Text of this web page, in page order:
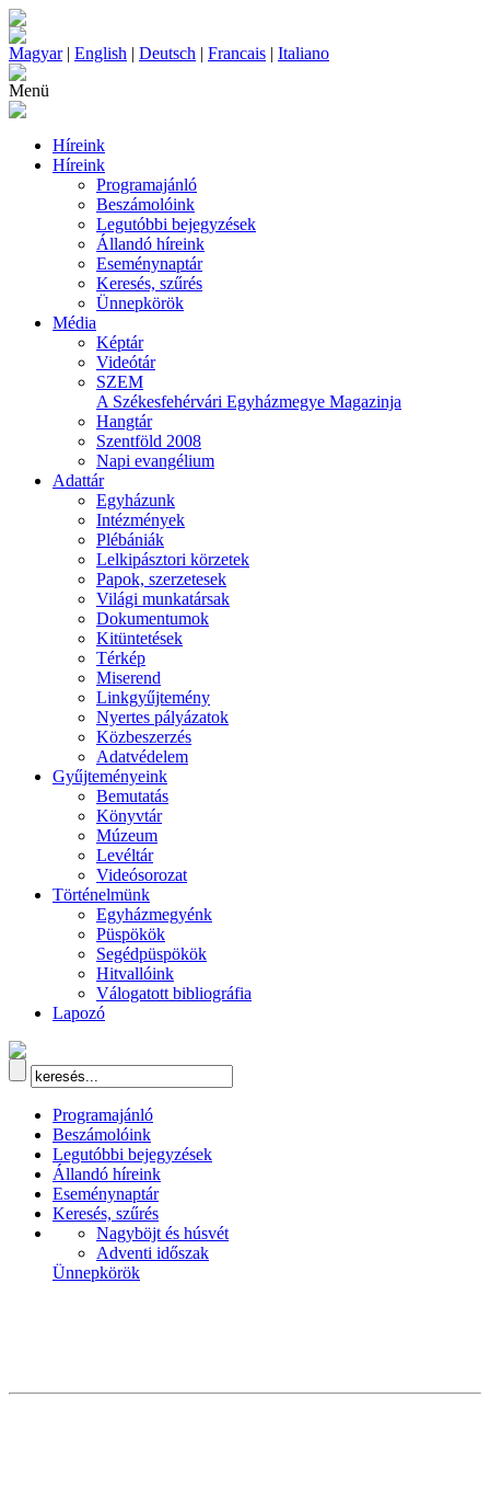
Magyar| English | Deutsch | Francais | Italiano
Menü
Híreink
Híreink
Programajánló
Beszámolóink
Legutóbbi bejegyzések
Állandó híreink
Eseménynaptár
Keresés, szűrés
Ünnepkörök
Média
Képtár
Videótár
SZEM
A Székesfehérvári Egyházmegye Magazinja
Hangtár
Szentföld 2008
Napi evangélium
Adattár
Egyházunk
Intézmények
Plébániák
Lelkipásztori körzetek
Papok, szerzetesek
Világi munkatársak
Dokumentumok
Kitüntetések
Térkép
Miserend
Linkgyűjtemény
Nyertes pályázatok
Közbeszerzés
Adatvédelem
Gyűjteményeink
Bemutatás
Könyvtár
Múzeum
Levéltár
Videósorozat
Történelmünk
Egyházmegyénk
Püspökök
Segédpüspökök
Hitvallóink
Válogatott bibliográfia
Lapozó
Programajánló
Beszámolóink
Legutóbbi bejegyzések
Állandó híreink
Eseménynaptár
Keresés, szűrés
Nagyböjt és húsvét
Adventi időszak
Ünnepkörök